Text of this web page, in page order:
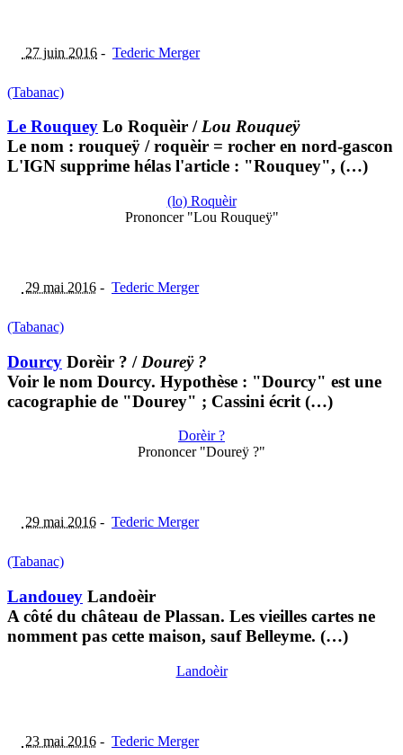
27 juin 2016 - Tederic Merger
(Tabanac)
Le Rouquey Lo Roquèir /Lou Rouqueÿ
Le nom : rouqueÿ / roquèir = rocher en nord-gascon
L'IGN supprime hélas l'article : "Rouquey", (…)
(lo) Roquèir
Prononcer "Lou Rouqueÿ"
29 mai 2016 - Tederic Merger
(Tabanac)
Dourcy Dorèir ? / Doureÿ ?
Voir le nom Dourcy. Hypothèse : "Dourcy" est une
cacographie de "Dourey" ; Cassini écrit (…)
Dorèir ?
Prononcer "Doureÿ ?"
29 mai 2016 - Tederic Merger
(Tabanac)
Landouey Landoèir
A côté du château de Plassan. Les vieilles cartes ne
nomment pas cette maison, sauf Belleyme. (…)
Landoèir
23 mai 2016 - Tederic Merger